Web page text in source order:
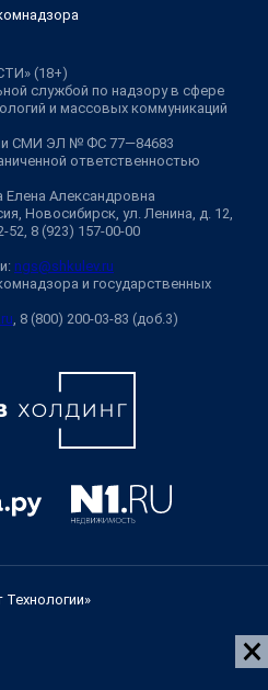
(18+)
службой по надзору в сфере
и массовых коммуникаций
СМИ ЭЛ № ФС 77—84683
ответственностью
Александровна
Новосибирск, ул. Ленина, д. 12,
52, 8 (923) 157-00-00
ngs@shkulev.ru
и государственных
, 8 (800) 200-03-83 (доб.3)